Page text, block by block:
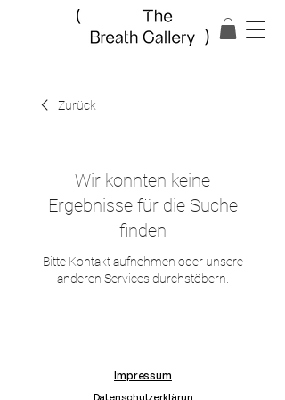
Zurück
Wir konnten keine
Ergebnisse für die Suche
finden
Bitte Kontakt aufnehmen oder unsere
anderen Services durchstöbern.
Impressum
Datenschutzerklärun